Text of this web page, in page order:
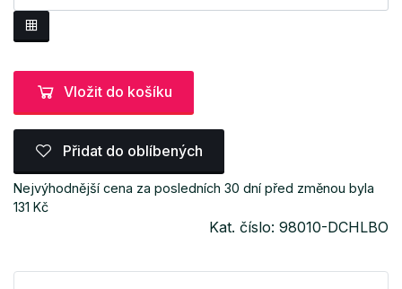
Vložit do košíku
Přidat do oblíbených
Nejvýhodnější cena za posledních 30 dní před změnou byla
131 Kč
Kat. číslo: 98010-DCHLBO